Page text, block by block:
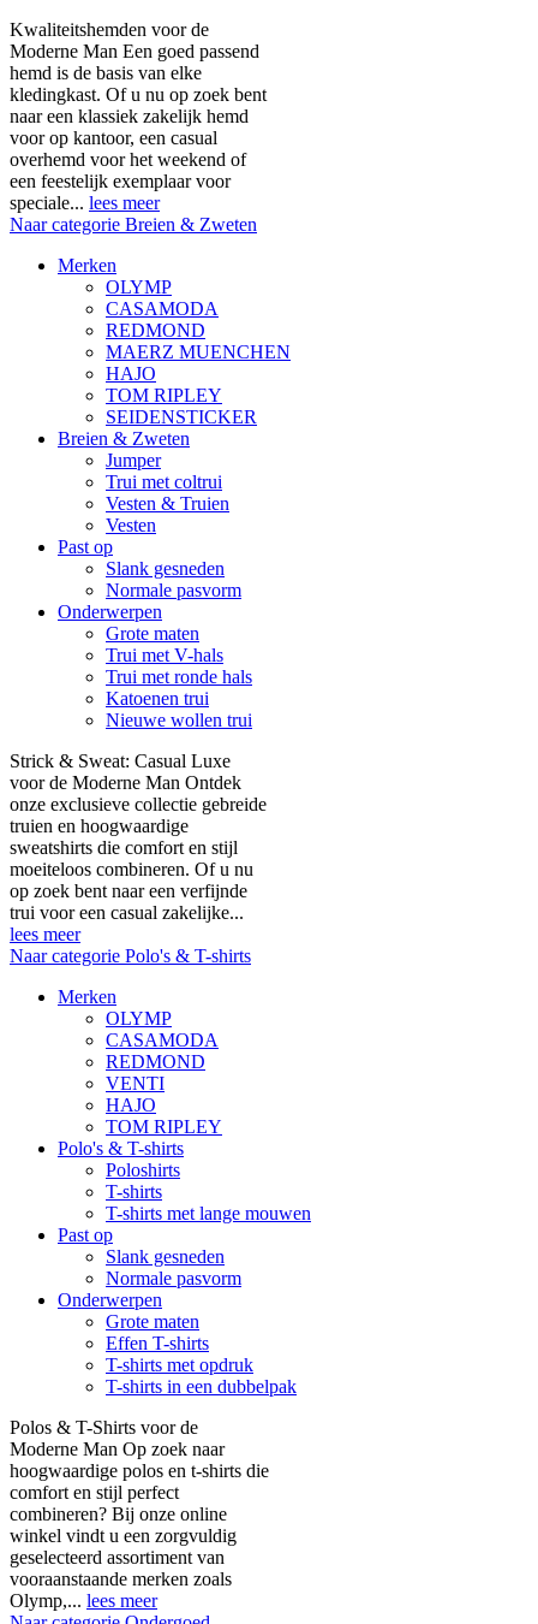
Kwaliteitshemden voor de
Moderne Man Een goed passend
hemd is de basis van elke
kledingkast. Of u nu op zoek bent
naar een klassiek zakelijk hemd
voor op kantoor, een casual
overhemd voor het weekend of
een feestelijk exemplaar voor
speciale... lees meer
Naar categorie Breien & Zweten
Merken
OLYMP
CASAMODA
REDMOND
MAERZ MUENCHEN
HAJO
TOM RIPLEY
SEIDENSTICKER
Breien & Zweten
Jumper
Trui met coltrui
Vesten & Truien
Vesten
Past op
Slank gesneden
Normale pasvorm
Onderwerpen
Grote maten
Trui met V-hals
Trui met ronde hals
Katoenen trui
Nieuwe wollen trui
Strick & Sweat: Casual Luxe
voor de Moderne Man Ontdek
onze exclusieve collectie gebreide
truien en hoogwaardige
sweatshirts die comfort en stijl
moeiteloos combineren. Of u nu
op zoek bent naar een verfijnde
trui voor een casual zakelijke...
lees meer
Naar categorie Polo's & T-shirts
Merken
OLYMP
CASAMODA
REDMOND
VENTI
HAJO
TOM RIPLEY
Polo's & T-shirts
Poloshirts
T-shirts
T-shirts met lange mouwen
Past op
Slank gesneden
Normale pasvorm
Onderwerpen
Grote maten
Effen T-shirts
T-shirts met opdruk
T-shirts in een dubbelpak
Polos & T-Shirts voor de
Moderne Man Op zoek naar
hoogwaardige polos en t-shirts die
comfort en stijl perfect
combineren? Bij onze online
winkel vindt u een zorgvuldig
geselecteerd assortiment van
vooraanstaande merken zoals
Olymp,... lees meer